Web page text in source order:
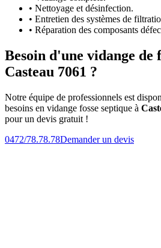
• Nettoyage et désinfection.
• Entretien des systèmes de
• Réparation des composants
Besoin d'une vidange de
Casteau 7061 ?
Notre équipe de professionnels est
besoins en vidange fosse septique à
pour un devis gratuit !
0472/78.78.78Demander un devis